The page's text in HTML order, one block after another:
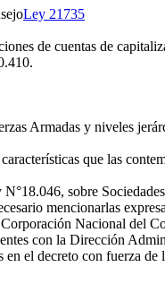
Ley 21735
de cuentas de
Armadas y niveles
que las
sobre
mencionarlas
Nacional del
con la Dirección
el decreto con fuerza